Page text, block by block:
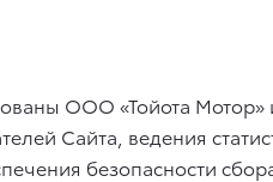
ООО «Тойота
Сайта, ведения
безопасности